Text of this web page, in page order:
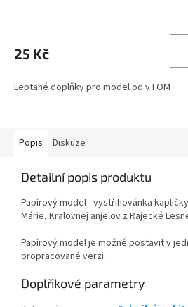
25 Kč
Leptané doplňky pro model od vTOM
Popis Diskuze
Detailní popis produktu
Papírový model - vystřihovánka
Márie, Kralovnej anjelov z Rajecké
Papírový model je možné postavit v
propracované verzi.
Doplňkové parametry